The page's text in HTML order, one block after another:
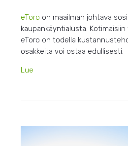
eToro on maailman johtava
kaupankäyntialusta.
eToro on todella
osakkeita voi ostaa edullisesti.
Lue